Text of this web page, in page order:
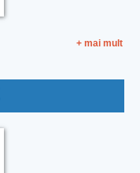
+ mai mult